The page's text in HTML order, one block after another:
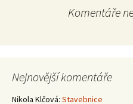
Komentáře
Nejnovější komentáře
Nikola Klčová: Stavebnice